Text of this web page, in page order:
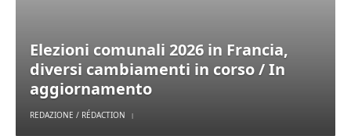
Elezioni comunali 2026 in Francia,
diversi cambiamenti in corso / In
aggiornamento
REDAZIONE / RÉDACTION